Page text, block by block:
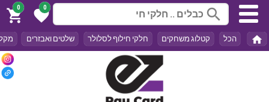
search
0
favorite
0
shopping_cart
home הכל קטלוג משחקים חלקי חילוף לסלולר שלטים ואבזרים